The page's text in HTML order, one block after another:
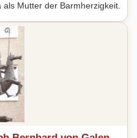
Mutter der Barmherzigkeit.